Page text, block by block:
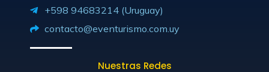
+598 94683214 (Uruguay)
contacto@eventurismo.com.uy
Nuestras Redes